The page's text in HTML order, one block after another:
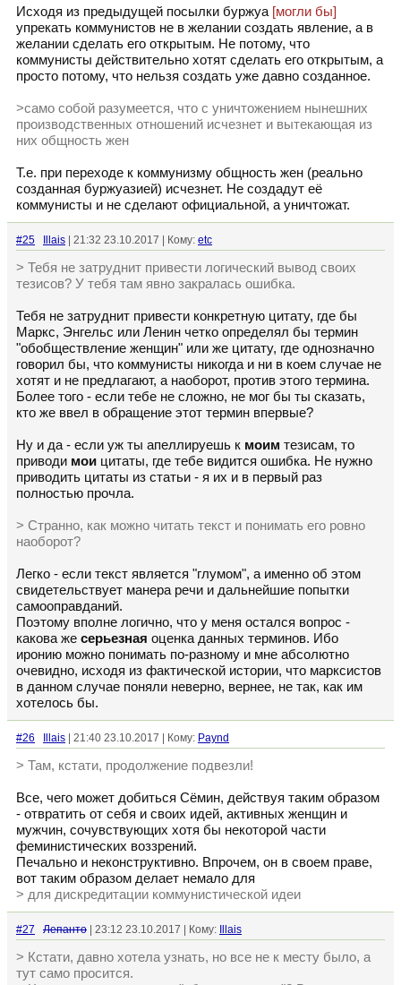
Исходя из предыдущей посылки буржуа [могли бы]
упрекать коммунистов не в желании создать явление, а в
желании сделать его открытым. Не потому, что
коммунисты действительно хотят сделать его открытым, а
просто потому, что нельзя создать уже давно созданное.
>само собой разумеется, что с уничтожением нынешних
производственных отношений исчезнет и вытекающая из
них общность жен
Т.е. при переходе к коммунизму общность жен (реально
созданная буржуазией) исчезнет. Не создадут её
коммунисты и не сделают официальной, а уничтожат.
#25 Illais | 21:32 23.10.2017 | Кому: etc
> Тебя не затруднит привести логический вывод своих
тезисов? У тебя там явно закралась ошибка.
Тебя не затруднит привести конкретную цитату, где бы
Маркс, Энгельс или Ленин четко определял бы термин
"обобществление женщин" или же цитату, где однозначно
говорил бы, что коммунисты никогда и ни в коем случае не
хотят и не предлагают, а наоборот, против этого термина.
Более того - если тебе не сложно, не мог бы ты сказать,
кто же ввел в обращение этот термин впервые?
Ну и да - если уж ты апеллируешь к моим тезисам, то
приводи мои цитаты, где тебе видится ошибка. Не нужно
приводить цитаты из статьи - я их и в первый раз
полностью прочла.
> Странно, как можно читать текст и понимать его ровно
наоборот?
Легко - если текст является "глумом", а именно об этом
свидетельствует манера речи и дальнейшие попытки
самооправданий.
Поэтому вполне логично, что у меня остался вопрос -
какова же серьезная оценка данных терминов. Ибо
иронию можно понимать по-разному и мне абсолютно
очевидно, исходя из фактической истории, что марксистов
в данном случае поняли неверно, вернее, не так, как им
хотелось бы.
#26 Illais | 21:40 23.10.2017 | Кому: Paynd
> Там, кстати, продолжение подвезли!
Все, чего может добиться Сёмин, действуя таким образом
- отвратить от себя и своих идей, активных женщин и
мужчин, сочувствующих хотя бы некоторой части
феминистических воззрений.
Печально и неконструктивно. Впрочем, он в своем праве,
вот таким образом делает немало для
> для дискредитации коммунистической идеи
#27 Лепанто | 23:12 23.10.2017 | Кому: Illais
> Кстати, давно хотела узнать, но все не к месту было, а
тут само просится.